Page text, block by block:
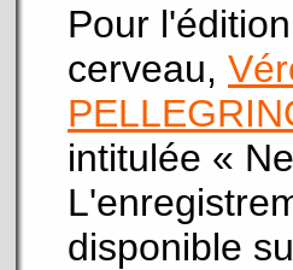
Pour
cerveau,
intitulée «
disponible